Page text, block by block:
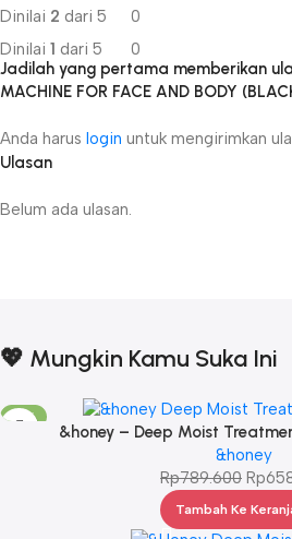
Dinilai 2 dari 5
0
Dinilai 1 dari 5 0
Ulasan
Belum ada ulasan.
Jadilah yang pertama memberikan
MACHINE FOR FACE AND BODY
Anda harus login untuk mengirimkan
💖 Mungkin Kamu Suka Ini
-17%
&honey – Deep Moist
&honey
Rp789.600 Rp
Tambah Ke